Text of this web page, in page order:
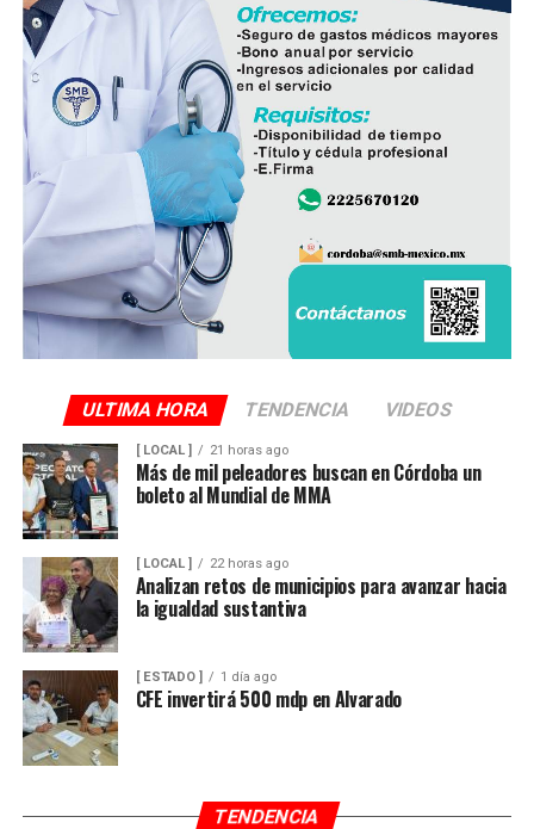
Finalmente, destacó que entre Veracruz y Puebla
operan ocho empresas productoras con más de 350
granjas avícolas, las cuales representan una importante
fuente de empleo y desarrollo económico para
comunidades rurales de ambas entidades.
ULTIMA HORA TENDENCIA VIDEOS
[ LOCAL ] 21 horas ago
Más de mil peleadores buscan en Córdoba un
boleto al Mundial de MMA
[ LOCAL ] 22 horas ago
Analizan retos de municipios para avanzar hacia
la igualdad sustantiva
[ ESTADO ] 1 día ago
CFE invertirá 500 mdp en Alvarado
TENDENCIA